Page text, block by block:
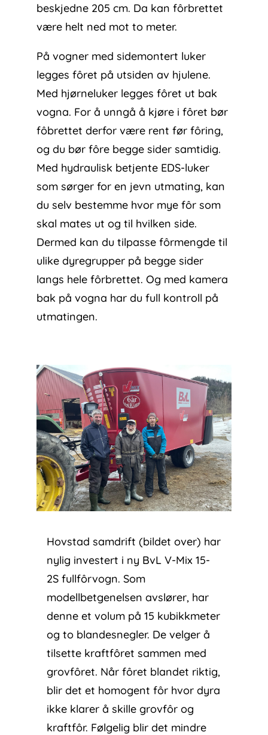
beskjedne 205 cm. Da kan fôrbrettet
være helt ned mot to meter.
På vogner med sidemontert luker
legges fôret på utsiden av hjulene.
Med hjørneluker legges fôret ut bak
vogna. For å unngå å kjøre i fôret bør
fôbrettet derfor være rent før fôring,
og du bør fôre begge sider samtidig.
Med hydraulisk betjente EDS-luker
som sørger for en jevn utmating, kan
du selv bestemme hvor mye fôr som
skal mates ut og til hvilken side.
Dermed kan du tilpasse fôrmengde til
ulike dyregrupper på begge sider
langs hele fôrbrettet. Og med kamera
bak på vogna har du full kontroll på
utmatingen.
Hovstad samdrift (bildet over) har
nylig investert i ny BvL V-Mix 15-
2S fullfôrvogn. Som
modellbetgenelsen avslører, har
denne et volum på 15 kubikkmeter
og to blandesnegler. De velger å
tilsette kraftfôret sammen med
grovfôret. Når fôret blandet riktig,
blir det et homogent fôr hvor dyra
ikke klarer å skille grovfôr og
kraftfôr. Følgelig blir det mindre